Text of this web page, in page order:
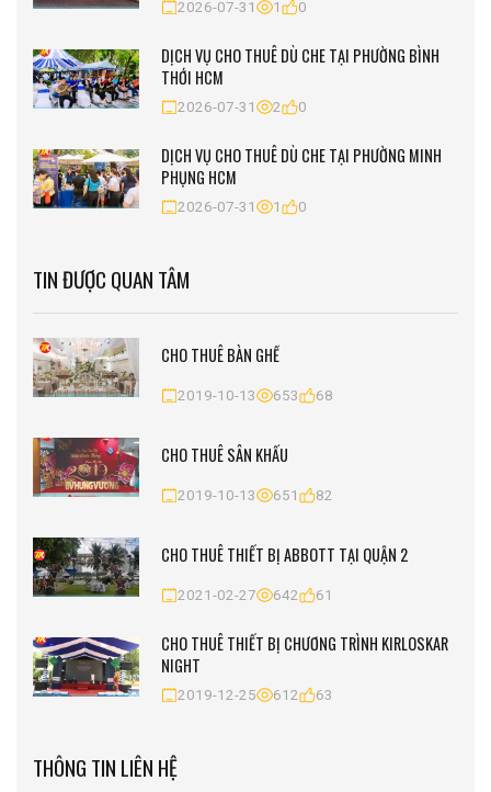
2026-07-31 1 0
DỊCH VỤ CHO THUÊ DÙ CHE TẠI PHƯỜNG BÌNH
THỚI HCM
2026-07-31 2 0
DỊCH VỤ CHO THUÊ DÙ CHE TẠI PHƯỜNG MINH
PHỤNG HCM
2026-07-31 1 0
TIN ĐƯỢC QUAN TÂM
CHO THUÊ BÀN GHẾ
2019-10-13 653 68
CHO THUÊ SÂN KHẤU
2019-10-13 651 82
CHO THUÊ THIẾT BỊ ABBOTT TẠI QUẬN 2
2021-02-27 642 61
CHO THUÊ THIẾT BỊ CHƯƠNG TRÌNH KIRLOSKAR
NIGHT
2019-12-25 612 63
THÔNG TIN LIÊN HỆ